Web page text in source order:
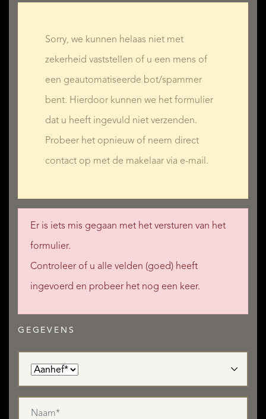
Sorry, we kunnen helaas niet met
zekerheid vaststellen of u een mens of
een geautomatiseerde bot/spammer
bent. Hierdoor kunnen we het formulier
dat u heeft ingevuld niet verzenden.
Probeer het opnieuw of neem direct
contact op met de makelaar via e-mail.
Er is iets mis gegaan met het versturen van het
formulier.
Controleer of u alle velden (goed) heeft
ingevoerd en probeer het nog een keer.
GEGEVENS
AANBOD